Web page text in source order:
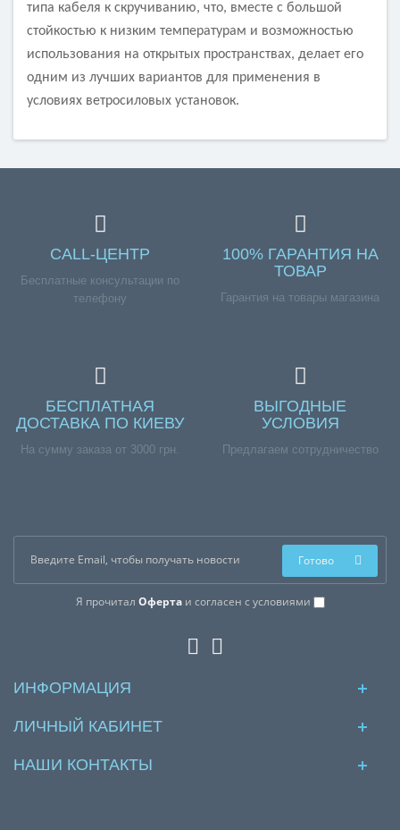
типа кабеля к скручиванию, что, вместе с большой
стойкостью к низким температурам и возможностью
использования на открытых пространствах, делает его
одним из лучших вариантов для применения в
условиях ветросиловых установок.
CALL-ЦЕНТР
Бесплатные консультации по
телефону
100% ГАРАНТИЯ НА
ТОВАР
Гарантия на товары магазина
БЕСПЛАТНАЯ
ДОСТАВКА ПО КИЕВУ
На сумму заказа от 3000 грн.
ВЫГОДНЫЕ
УСЛОВИЯ
Предлагаем сотрудничество
Я прочитал Офертаи согласен с условиями
Готово
ИНФОРМАЦИЯ
ЛИЧНЫЙ КАБИНЕТ
НАШИ КОНТАКТЫ